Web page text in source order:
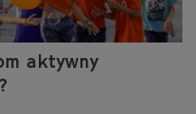
aktywny